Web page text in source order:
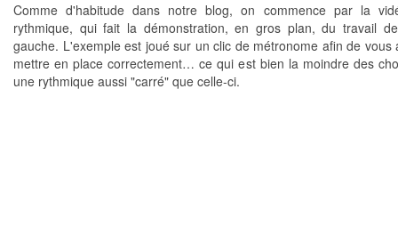
Comme d'habitude dans notre blog, on commence par la
rythmique, qui fait la démonstration, en gros plan, du travail
gauche. L'exemple est joué sur un clic de métronome afin de vous
mettre en place correctement… ce qui est bien la moindre des
une rythmique aussi "carré" que celle-ci.